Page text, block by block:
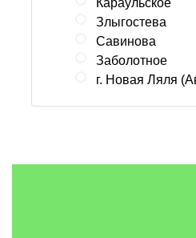
Злыгостева
Савинова
Заболотное
г. Новая Ляля